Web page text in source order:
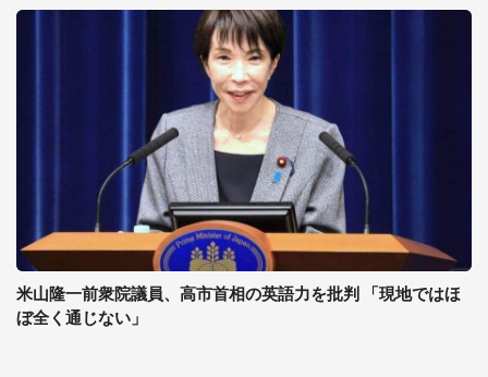
米山隆一前衆院議員、高市首相の英語力を批判 「現地ではほ
ぼ全く通じない」